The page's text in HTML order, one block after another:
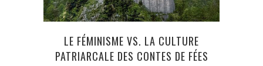
LE FÉMINISME VS. LA CULTURE
PATRIARCALE DES CONTES DE FÉES